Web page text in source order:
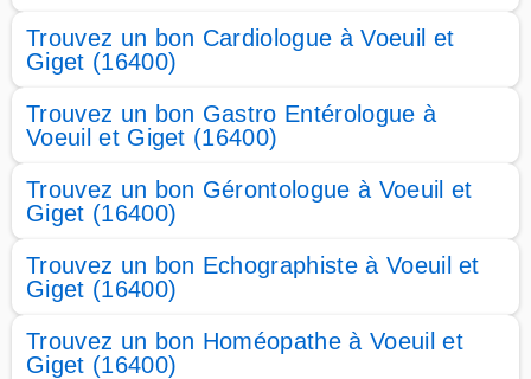
Trouvez un bon Cardiologue à Voeuil et
Giget (16400)
Trouvez un bon Gastro Entérologue à
Voeuil et Giget (16400)
Trouvez un bon Gérontologue à Voeuil et
Giget (16400)
Trouvez un bon Echographiste à Voeuil et
Giget (16400)
Trouvez un bon Homéopathe à Voeuil et
Giget (16400)